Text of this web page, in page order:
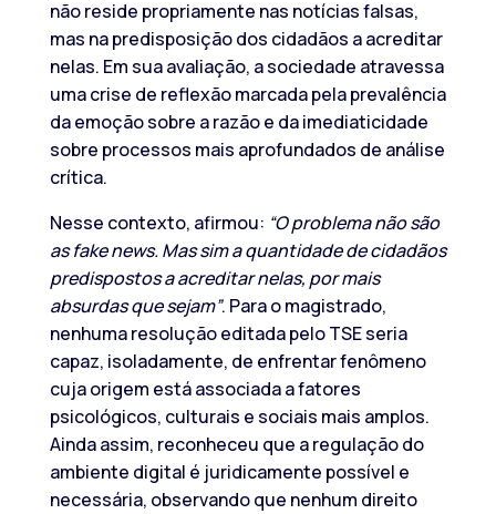
não reside propriamente nas notícias falsas,
mas na predisposição dos cidadãos a acreditar
nelas. Em sua avaliação, a sociedade atravessa
uma crise de reflexão marcada pela prevalência
da emoção sobre a razão e da imediaticidade
sobre processos mais aprofundados de análise
crítica.
Nesse contexto, afirmou: “O problema não são
as fake news. Mas sim a quantidade de cidadãos
predispostos a acreditar nelas, por mais
absurdas que sejam”. Para o magistrado,
nenhuma resolução editada pelo TSE seria
capaz, isoladamente, de enfrentar fenômeno
cuja origem está associada a fatores
psicológicos, culturais e sociais mais amplos.
Ainda assim, reconheceu que a regulação do
ambiente digital é juridicamente possível e
necessária, observando que nenhum direito